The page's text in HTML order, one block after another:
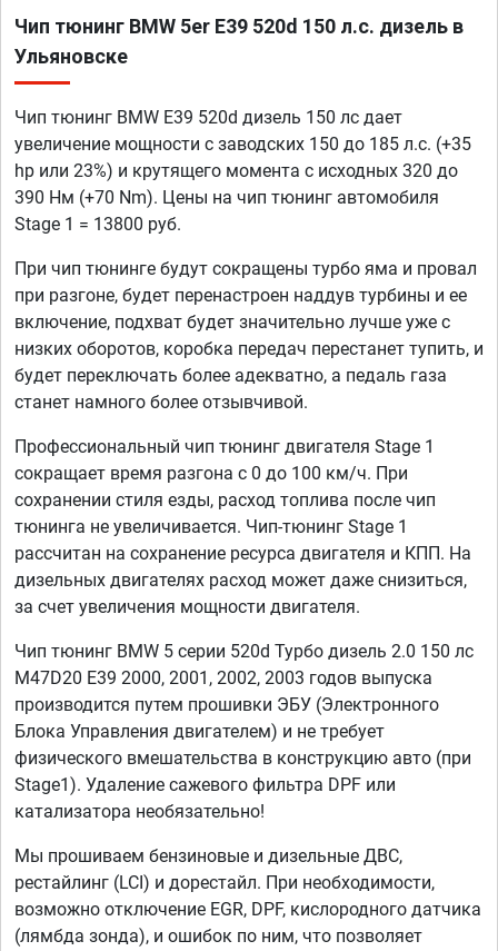
Чип тюнинг BMW 5er E39 520d 150 л.с. дизель в
Ульяновске
Чип тюнинг BMW E39 520d дизель 150 лс дает
увеличение мощности с заводских 150 до 185 л.с. (+35
hp или 23%) и крутящего момента с исходных 320 до
390 Нм (+70 Nm). Цены на чип тюнинг автомобиля
Stage 1 = 13800 руб.
При чип тюнинге будут сокращены турбо яма и провал
при разгоне, будет перенастроен наддув турбины и ее
включение, подхват будет значительно лучше уже с
низких оборотов, коробка передач перестанет тупить, и
будет переключать более адекватно, а педаль газа
станет намного более отзывчивой.
Профессиональный чип тюнинг двигателя Stage 1
сокращает время разгона с 0 до 100 км/ч. При
сохранении стиля езды, расход топлива после чип
тюнинга не увеличивается. Чип-тюнинг Stage 1
рассчитан на сохранение ресурса двигателя и КПП. На
дизельных двигателях расход может даже снизиться,
за счет увеличения мощности двигателя.
Чип тюнинг BMW 5 серии 520d Турбо дизель 2.0 150 лс
M47D20 E39 2000, 2001, 2002, 2003 годов выпуска
производится путем прошивки ЭБУ (Электронного
Блока Управления двигателем) и не требует
физического вмешательства в конструкцию авто (при
Stage1). Удаление сажевого фильтра DPF или
катализатора необязательно!
Мы прошиваем бензиновые и дизельные ДВС,
рестайлинг (LCI) и дорестайл. При необходимости,
возможно отключение EGR, DPF, кислородного датчика
(лямбда зонда), и ошибок по ним, что позволяет